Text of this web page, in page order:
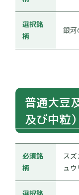
選択銘
柄
銀河
普通大豆
及び中粒）
必須銘
柄
ス
ュウ